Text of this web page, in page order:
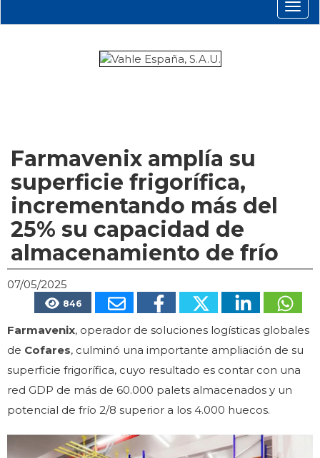
Farmavenix amplía su
superficie frigorífica,
incrementando más del
25% su capacidad de
almacenamiento de frío
07/05/2025
846
Farmavenix, operador de soluciones logísticas globales
de Cofares, culminó una importante ampliación de su
superficie frigorífica, cuyo resultado es contar con una
red GDP de más de 60.000 palets almacenados y un
potencial de frío 2/8 superior a los 4.000 huecos.